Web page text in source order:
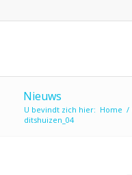
Nieuws
U bevindt zich hier: Home /
ditshuizen_04